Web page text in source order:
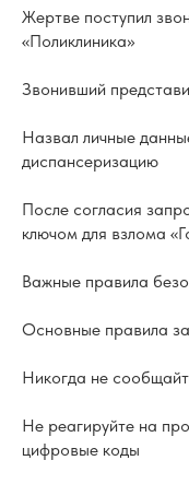
Жертве поступил
«Поликлиника»
Звонивший
Назвал личные
диспансеризацию
После согласия
ключом для взлома
Важные правила
Основные правила
Никогда не
Не реагируйте на
цифровые коды